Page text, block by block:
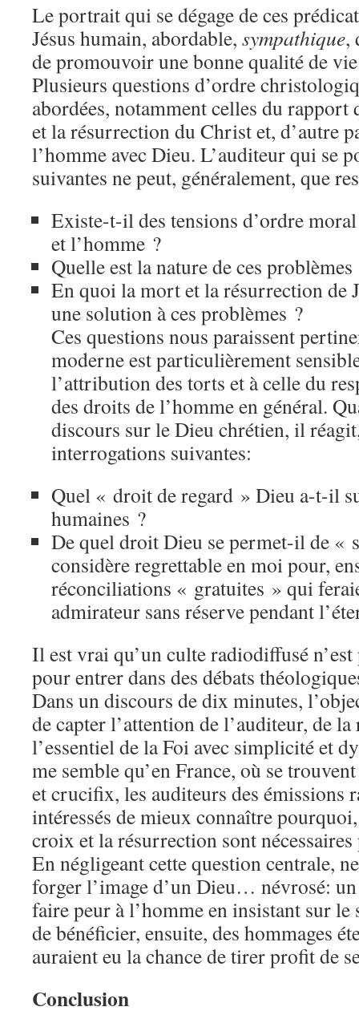
Le portrait qui se dégage de ces
Jésus humain, abordable, sympathique,
de promouvoir une bonne qualité de
Plusieurs questions d’ordre
abordées, notamment celles du
et la résurrection du Christ et, d’autre
l’homme avec Dieu. L’auditeur qui se
suivantes ne peut, généralement, que
Existe-t-il des tensions d’ordre
et l’homme ?
Quelle est la nature de ces problèmes
En quoi la mort et la résurrection de
une solution à ces problèmes ?
Ces questions nous paraissent
moderne est particulièrement
l’attribution des torts et à celle du
des droits de l’homme en général.
discours sur le Dieu chrétien, il
interrogations suivantes:
Quel « droit de regard » Dieu a-t-il
humaines ?
De quel droit Dieu se permet-il de «
considère regrettable en moi pour,
réconciliations « gratuites » qui
admirateur sans réserve pendant
Il est vrai qu’un culte radiodiffusé
pour entrer dans des débats
Dans un discours de dix minutes,
de capter l’attention de l’auditeur, de
l’essentiel de la Foi avec simplicité et
me semble qu’en France, où se
et crucifix, les auditeurs des émissions
intéressés de mieux connaître
croix et la résurrection sont
En négligeant cette question centrale,
forger l’image d’un Dieu… névrosé:
faire peur à l’homme en insistant sur
de bénéficier, ensuite, des hommages
auraient eu la chance de tirer profit de
Conclusion